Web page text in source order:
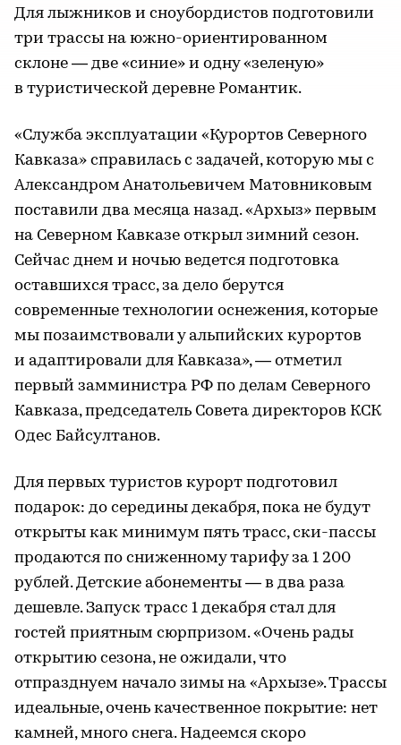
Для лыжников и сноубордистов подготовили
три трассы на южно-ориентированном
склоне — две «синие» и одну «зеленую»
в туристической деревне Романтик.
«Служба эксплуатации «Курортов Северного
Кавказа» справилась с задачей, которую мы с
Александром Анатольевичем Матовниковым
поставили два месяца назад. «Архыз» первым
на Северном Кавказе открыл зимний сезон.
Сейчас днем и ночью ведется подготовка
оставшихся трасс, за дело берутся
современные технологии оснежения, которые
мы позаимствовали у альпийских курортов
и адаптировали для Кавказа», — отметил
первый замминистра РФ по делам Северного
Кавказа, председатель Совета директоров КСК
Одес Байсултанов.
Для первых туристов курорт подготовил
подарок: до середины декабря, пока не будут
открыты как минимум пять трасс, ски-пассы
продаются по сниженному тарифу за 1 200
рублей. Детские абонементы — в два раза
дешевле. Запуск трасс 1 декабря стал для
гостей приятным сюрпризом. «Очень рады
открытию сезона, не ожидали, что
отпразднуем начало зимы на «Архызе». Трассы
идеальные, очень качественное покрытие: нет
камней, много снега. Надеемся скоро